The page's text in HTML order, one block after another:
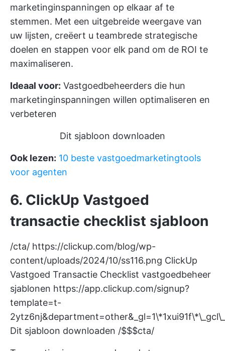
marketinginspanningen op elkaar af te
stemmen. Met een uitgebreide weergave van
uw lijsten, creëert u teambrede strategische
doelen en stappen voor elk pand om de ROI te
maximaliseren.
Ideaal voor: Vastgoedbeheerders die hun
marketinginspanningen willen optimaliseren en
verbeteren
Dit sjabloon downloaden
Ook lezen: 10 beste vastgoedmarketingtools
voor agenten
6. ClickUp Vastgoed
transactie checklist sjabloon
/cta/ https://clickup.com/blog/wp-
content/uploads/2024/10/ss116.png ClickUp
Vastgoed Transactie Checklist vastgoedbeheer
sjablonen https://app.clickup.com/signup?
template=t-
Dit sjabloon downloaden /$$$cta/